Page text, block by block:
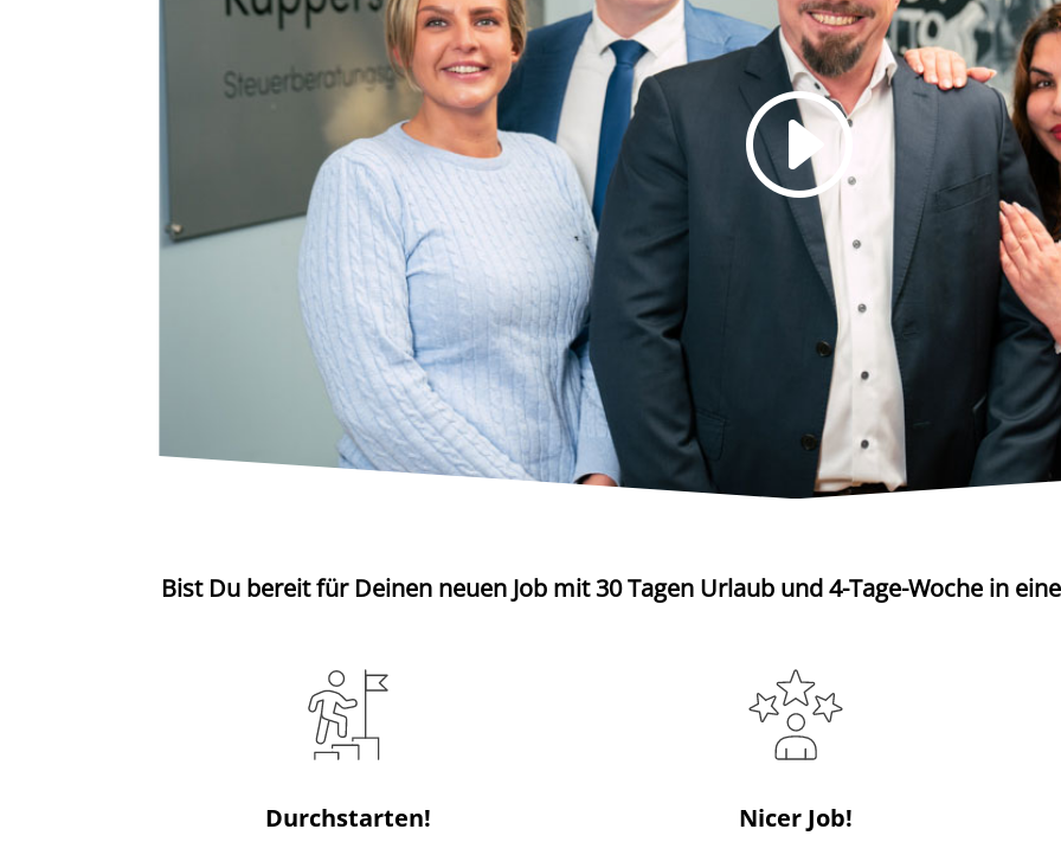
Bist Du bereit für Deinen neuen Job mit 30 Tagen Urlaub und 4-Tage-Woche in
Durchstarten! Nicer Job!